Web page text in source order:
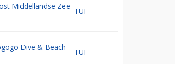
Middellandse Zee
TUI
Dive & Beach
TUI